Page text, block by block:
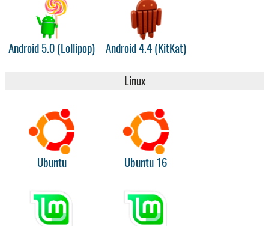
Android 5.0 (Lollipop) Android 4.4 (KitKat)
Linux
Ubuntu Ubuntu 16